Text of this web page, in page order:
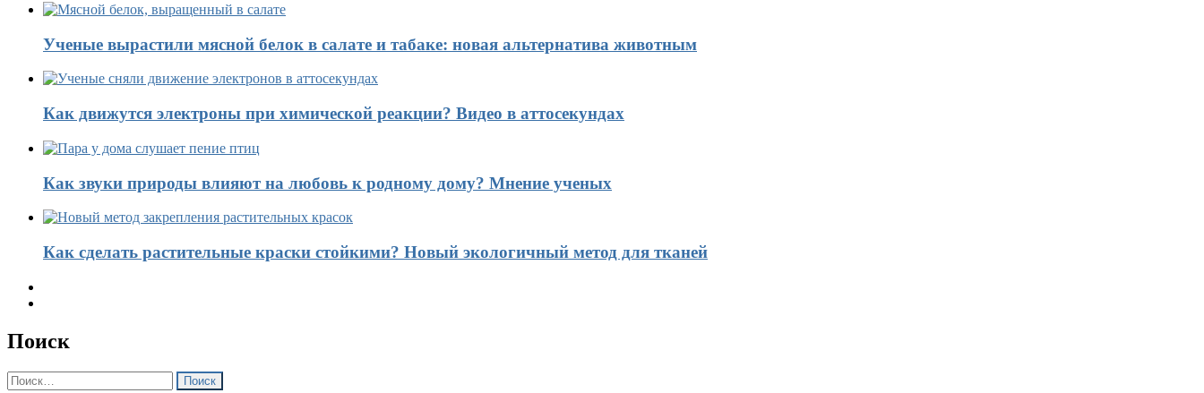
Ученые вырастили мясной белок в салате и табаке: новая альтернатива животным
Как движутся электроны при химической реакции? Видео в аттосекундах
Как звуки природы влияют на любовь к родному дому? Мнение ученых
Как сделать растительные краски стойкими? Новый экологичный метод для тканей
Поиск
Найти: